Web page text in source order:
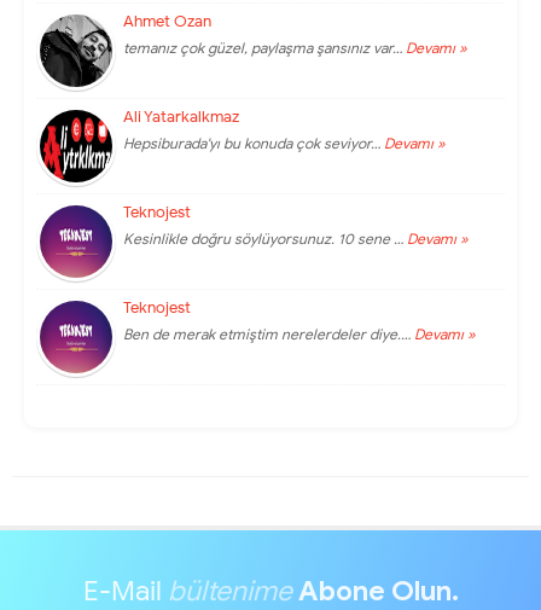
Ahmet Ozan
temanız çok güzel, paylaşma şansınız var… Devamı »
Ali Yatarkalkmaz
Hepsiburada'yı bu konuda çok seviyor… Devamı »
Teknojest
Kesinlikle doğru söylüyorsunuz. 10 sene … Devamı »
Teknojest
Ben de merak etmiştim nerelerdeler diye.… Devamı »
E-Mail bültenimeAbone Olun.